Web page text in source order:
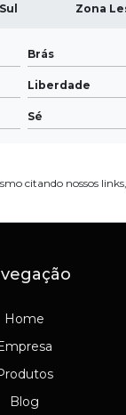
Zona
Brás
Liberdade
Sé
citando nossos
Home
Blog